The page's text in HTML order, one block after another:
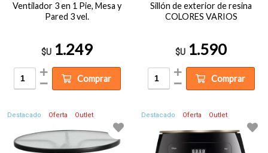
Ventilador 3 en 1 Pie, Mesa y
Pared 3 vel.
$U 1.249
Comprar
Sillón de exterior de resina
COLORES VARIOS
$U 1.590
Comprar
Destacado Oferta Outlet Destacado Oferta Outlet